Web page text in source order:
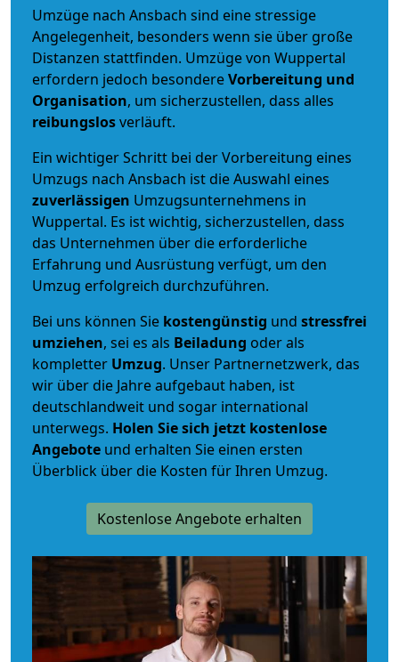
Umzüge nach Ansbach sind eine stressige
Angelegenheit, besonders wenn sie über große
Distanzen stattfinden. Umzüge von Wuppertal
erfordern jedoch besondereVorbereitung und
Organisation, um sicherzustellen, dass alles
reibungslosverläuft.
Ein wichtiger Schritt bei der Vorbereitung eines
Umzugs nach Ansbach ist die Auswahl eines
zuverlässigen Umzugsunternehmens in
Wuppertal. Es ist wichtig, sicherzustellen, dass
das Unternehmen über die erforderliche
Erfahrung und Ausrüstung verfügt, um den
Umzug erfolgreich durchzuführen.
Bei uns können Sie kostengünstig und stressfrei
umziehen, sei es als Beiladung oder als
kompletter Umzug. Unser Partnernetzwerk, das
wir über die Jahre aufgebaut haben, ist
deutschlandweit und sogar international
unterwegs. Holen Sie sich jetzt kostenlose
Angebote und erhalten Sie einen ersten
Überblick über die Kosten für Ihren Umzug.
Kostenlose Angebote erhalten